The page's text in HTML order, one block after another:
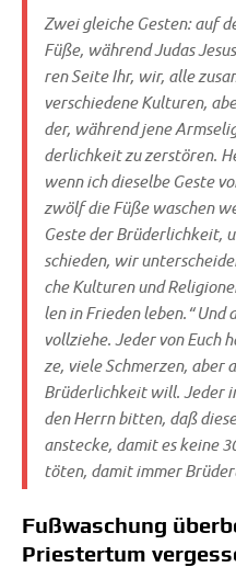
Zwei glei­che Gesten: auf
Füße, wäh­rend Judas
ren Sei­te Ihr, wir, alle
ver­schie­de­ne Kul­tu­ren,
der, wäh­rend jene
der­lich­keit zu zer­stö­ren.
wenn ich die­sel­be Geste
zwölf die Füße waschen
Geste der Brü­der­lich­keit,
schie­den, wir
che Kul­tu­ren und
len in Frie­den leben.“ Und
voll­zie­he. Jeder von Euch
ze, vie­le Schmer­zen, aber
Brü­der­lich­keit will. Jeder
den Herrn bit­ten, daß
anstecke, damit es kei­ne
töten, damit immer
Fußwaschung
Priestertum